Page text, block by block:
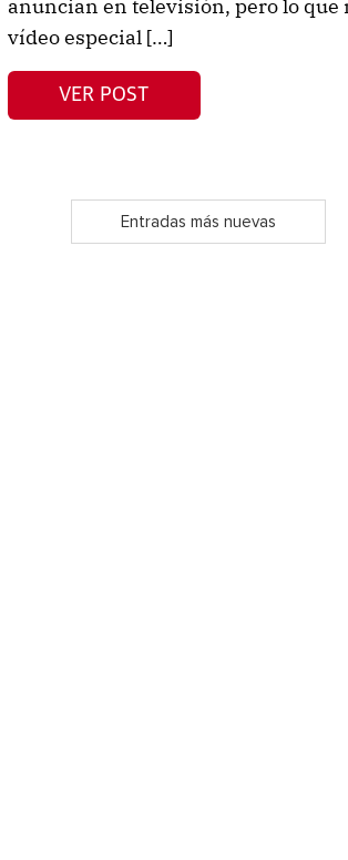
anuncian en televisión, pero lo que
vídeo especial […]
VER POST
Entradas más nuevas